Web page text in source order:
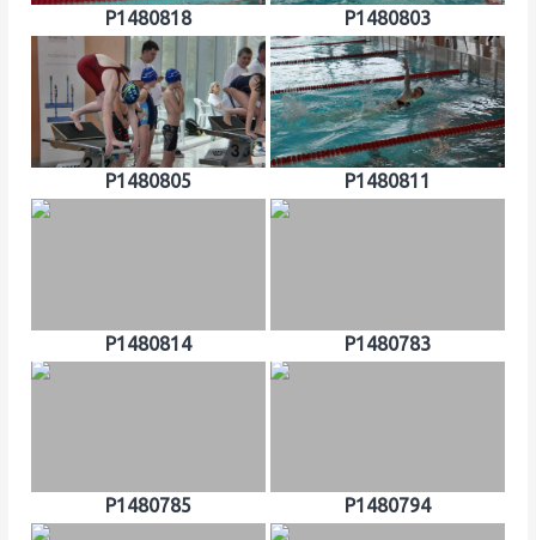
P1480818 P1480803
P1480805 P1480811
P1480814 P1480783
P1480785 P1480794